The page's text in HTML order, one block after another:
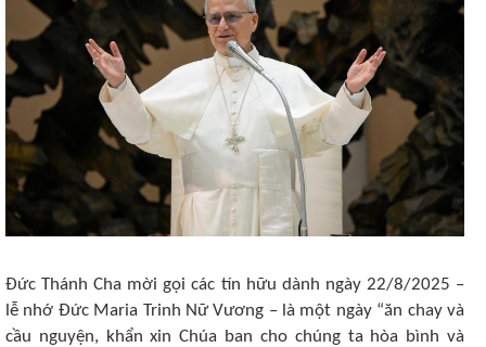
Đức Thánh Cha mời gọi các tín hữu dành ngày 22/8/2025 –
lễ nhớ Đức Maria Trinh Nữ Vương – là một ngày “ăn chay và
cầu nguyện, khẩn xin Chúa ban cho chúng ta hòa bình và